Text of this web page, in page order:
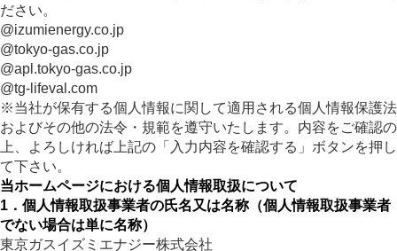
ださい。
@izumienergy.co.jp
@tokyo-gas.co.jp
@apl.tokyo-gas.co.jp
@tg-lifeval.com
※当社が保有する個人情報に関して適用される個人情報保護法
およびその他の法令・規範を遵守いたします。内容をご確認の
上、よろしければ上記の「入力内容を確認する」ボタンを押し
て下さい。
当ホームページにおける個人情報取扱について
1．個人情報取扱事業者の氏名又は名称（個人情報取扱事業者
でない場合は単に名称）
東京ガスイズミエナジー株式会社